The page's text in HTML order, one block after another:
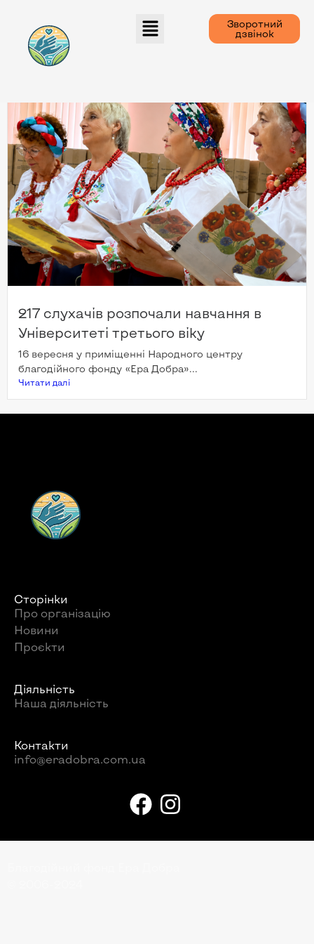
Зворотний
дзвінок
217 слухачів розпочали навчання в
Університеті третього віку
16 вересня у приміщенні Народного центру
благодійного фонду «Ера Добра»...
Читати далi
Сторінки
Про організацію
Новини
Проєкти
Діяльність
Наша діяльність
Контакти
info@eradobra.com.ua